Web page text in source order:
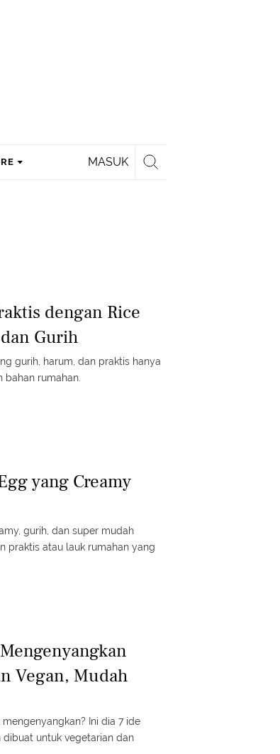
MASUK
dengan Rice
Gurih
gurih, harum, dan praktis hanya
rumahan.
yang Creamy
gurih, dan super mudah
praktis atau lauk rumahan yang
Vegan, Mudah
Ini dia 7 ide
untuk vegetarian dan